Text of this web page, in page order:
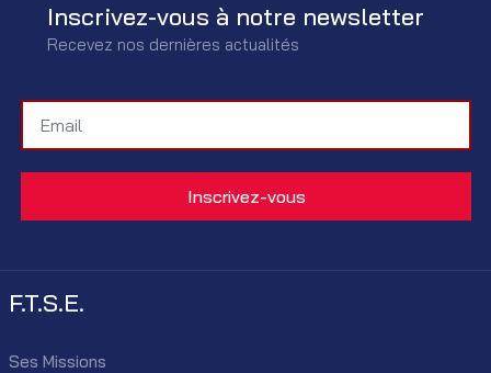
Inscrivez-vous à notre newsletter
Recevez nos dernières actualités
F.T.S.E.
Ses Missions